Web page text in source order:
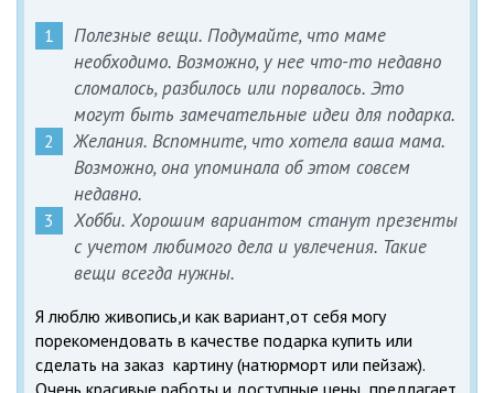
Полезные вещи. Подумайте, что маме
необходимо. Возможно, у нее что-то недавно
сломалось, разбилось или порвалось. Это
могут быть замечательные идеи для подарка.
Желания. Вспомните, что хотела ваша мама.
Возможно, она упоминала об этом совсем
недавно.
Хобби. Хорошим вариантом станут презенты
с учетом любимого дела и увлечения. Такие
вещи всегда нужны.
Я люблю живопись,и как вариант,от себя могу
порекомендовать в качестве подарка купить или
сделать на заказ картину (натюрморт или пейзаж).
Очень красивые работы и доступные цены предлагает